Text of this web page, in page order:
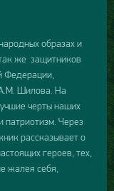
образах и
же защитников
Федерации,
Шилова. На
черты наших
патриотизм. Через
рассказывает о
героев, тех,
жалея себя,